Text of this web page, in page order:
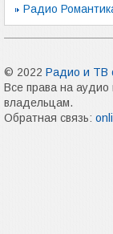
Радио
© 2022 Радио и ТВ
Все права на
владельцам.
Обратная связь: